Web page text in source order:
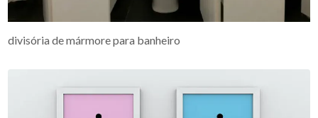
divisória de mármore para banheiro